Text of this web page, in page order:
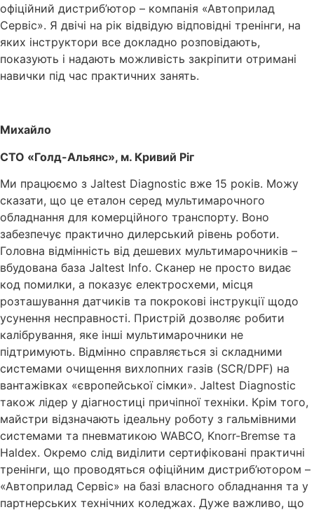
офіційний дистриб’ютор – компанія «Автоприлад
Сервіс». Я двічі на рік відвідую відповідні тренінги, на
яких інструктори все докладно розповідають,
показують і надають можливість закріпити отримані
навички під час практичних занять.
Михайло
СТО «Голд-Альянс», м. Кривий Ріг
Ми працюємо з Jaltest Diagnostic вже 15 років. Можу
сказати, що це еталон серед мультимарочного
обладнання для комерційного транспорту. Воно
забезпечує практично дилерський рівень роботи.
Головна відмінність від дешевих мультимарочників –
вбудована база Jaltest Info. Сканер не просто видає
код помилки, а показує електросхеми, місця
розташування датчиків та покрокові інструкції щодо
усунення несправності. Пристрій дозволяє робити
калібрування, яке інші мультимарочники не
підтримують. Відмінно справляється зі складними
системами очищення вихлопних газів (SCR/DPF) на
вантажівках «європейської сімки». Jaltest Diagnostic
також лідер у діагностиці причіпної техніки. Крім того,
майстри відзначають ідеальну роботу з гальмівними
системами та пневматикою WABCO, Knorr-Bremse та
Haldex. Окремо слід виділити сертифіковані практичні
тренінги, що проводяться офіційним дистриб’ютором –
«Автоприлад Сервіс» на базі власного обладнання та у
партнерських технічних коледжах. Дуже важливо, що